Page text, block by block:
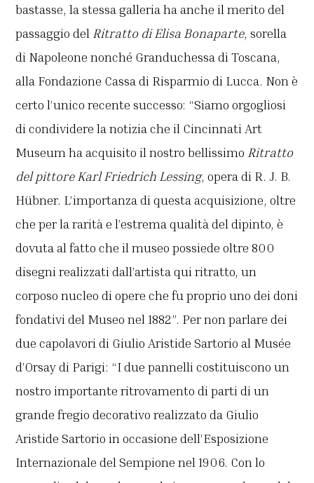
bastasse, la stessa galleria ha anche il merito del
passaggio del Ritratto di Elisa Bonaparte, sorella
di Napoleone nonché Granduchessa di Toscana,
alla Fondazione Cassa di Risparmio di Lucca. Non è
certo l’unico recente successo: “Siamo orgogliosi
di condividere la notizia che il Cincinnati Art
Museum ha acquisito il nostro bellissimo Ritratto
del pittore Karl Friedrich Lessing, opera di R. J. B.
Hübner. L’importanza di questa acquisizione, oltre
che per la rarità e l’estrema qualità del dipinto, è
dovuta al fatto che il museo possiede oltre 800
disegni realizzati dall’artista qui ritratto, un
corposo nucleo di opere che fu proprio uno dei doni
fondativi del Museo nel 1882”. Per non parlare dei
due capolavori di Giulio Aristide Sartorio al Musée
d’Orsay di Parigi: “I due pannelli costituiscono un
nostro importante ritrovamento di parti di un
grande fregio decorativo realizzato da Giulio
Aristide Sartorio in occasione dell’Esposizione
Internazionale del Sempione nel 1906. Con lo